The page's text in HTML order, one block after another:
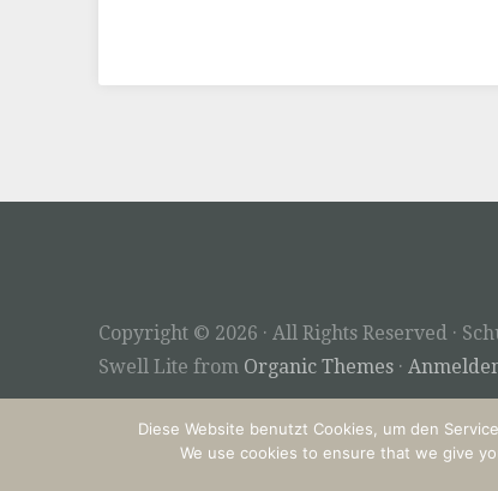
Copyright © 2026 · All Rights Reserved ·
Swell Lite from Organic Themes ·
Diese Website benutzt Cookies, um den
We use cookies to ensure that we give